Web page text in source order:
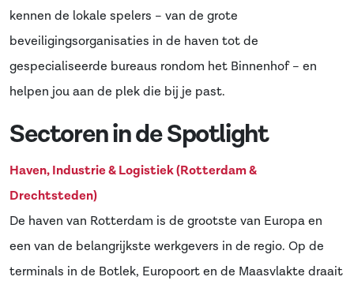
kennen de lokale spelers – van de grote
beveiligingsorganisaties in de haven tot de
gespecialiseerde bureaus rondom het Binnenhof – en
helpen jou aan de plek die bij je past.
Sectoren in de Spotlight
Haven, Industrie & Logistiek (Rotterdam &
Drechtsteden)
De haven van Rotterdam is de grootste van Europa en
een van de belangrijkste werkgevers in de regio. Op de
terminals in de Botlek, Europoort en de Maasvlakte draait